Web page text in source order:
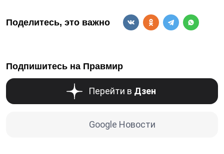
Поделитесь, это важно
Подпишитесь на Правмир
Перейти в Дзен
Google Новости